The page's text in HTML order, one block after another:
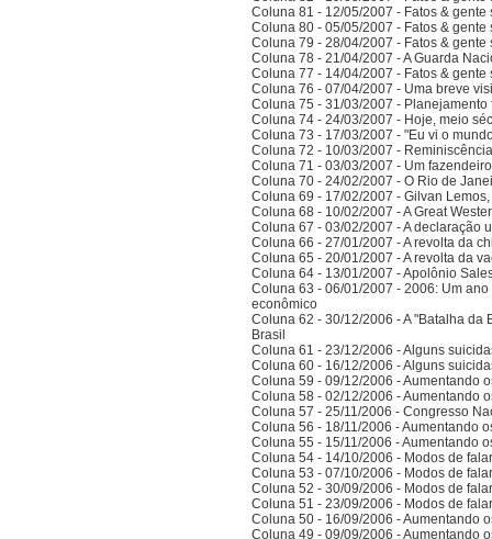
Coluna 81 - 12/05/2007 - Fatos &
Coluna 80 - 05/05/2007 - Fatos &
Coluna 79 - 28/04/2007 - Fatos &
Coluna 78 - 21/04/2007 - A Guarda
Coluna 77 - 14/04/2007 - Fatos &
Coluna 76 - 07/04/2007 - Uma breve
Coluna 75 - 31/03/2007 -
Coluna 74 - 24/03/2007 - Hoje, meio
Coluna 73 - 17/03/2007 - "Eu vi o
Coluna 72 - 10/03/2007 -
Coluna 71 - 03/03/2007 - Um
Coluna 70 - 24/02/2007 - O Rio de
Coluna 69 - 17/02/2007 - Gilvan
Coluna 68 - 10/02/2007 - A Great
Coluna 67 - 03/02/2007 - A declaração
Coluna 66 - 27/01/2007 - A revolta da
Coluna 65 - 20/01/2007 - A revolta da
Coluna 64 - 13/01/2007 - Apolônio
Coluna 63 - 06/01/2007 - 2006: Um
econômico
Coluna 62 - 30/12/2006 - A "Batalha
Brasil
Coluna 61 - 23/12/2006 - Alguns
Coluna 60 - 16/12/2006 - Alguns
Coluna 59 - 09/12/2006 - Aumentando
Coluna 58 - 02/12/2006 - Aumentando
Coluna 57 - 25/11/2006 - Congresso
Coluna 56 - 18/11/2006 - Aumentando
Coluna 55 - 15/11/2006 - Aumentando
Coluna 54 - 14/10/2006 - Modos de
Coluna 53 - 07/10/2006 - Modos de
Coluna 52 - 30/09/2006 - Modos de
Coluna 51 - 23/09/2006 - Modos de
Coluna 50 - 16/09/2006 - Aumentando
Coluna 49 - 09/09/2006 - Aumentando